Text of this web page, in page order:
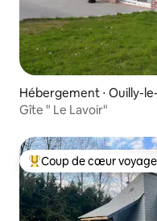
Hébergement ⋅ Ouilly-
Gîte " Le Lavoir"
Coups de cœur
Coup de cœur